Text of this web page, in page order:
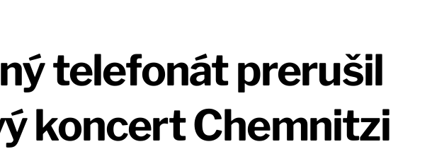
telefonát prerušil
koncert Chemnitzi